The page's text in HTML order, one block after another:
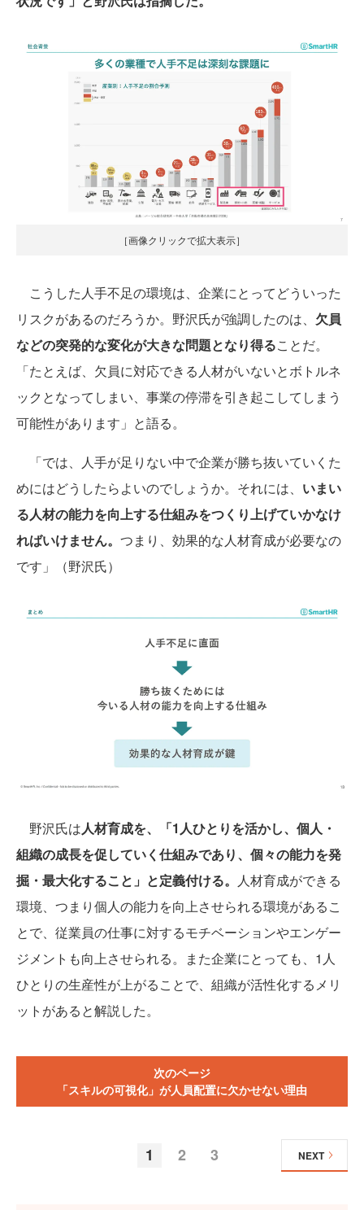
［画像クリックで拡大表示］
こうした人手不足の環境は、企業にとってどういった
リスクがあるのだろうか。野沢氏が強調したのは、 欠員
などの突発的な変化が大きな問題となり得ることだ。
「たとえば、欠員に対応できる人材がいないとボトルネ
ックとなってしまい、事業の停滞を引き起こしてしまう
可能性があります」と語る。
「では、人手が足りない中で企業が勝ち抜いていくた
めにはどうしたらよいのでしょうか。それには、 いまい
る人材の能力を向上する仕組みをつくり上げていかなけ
ればいけません。 つまり、効果的な人材育成が必要なの
です」（野沢氏）
野沢氏は人材育成を、「1人ひとりを活かし、個人・
組織の成長を促していく仕組みであり、個々の能力を発
掘・最大化すること」と定義付ける。 人材育成ができる
環境、つまり個人の能力を向上させられる環境があるこ
とで、従業員の仕事に対するモチベーションやエンゲー
ジメントも向上させられる。また企業にとっても、1人
ひとりの生産性が上がることで、組織が活性化するメリ
ットがあると解説した。
次のページ
「スキルの可視化」が人員配置に欠かせない理由
1 2 3 NEXT